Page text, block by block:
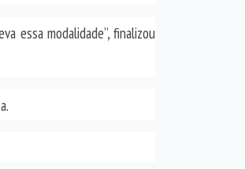
essa modalidade”, finalizou